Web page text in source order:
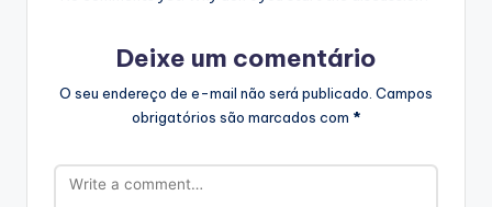
Deixe um comentário
O seu endereço de e-mail não será publicado. Campos
obrigatórios são marcados com *